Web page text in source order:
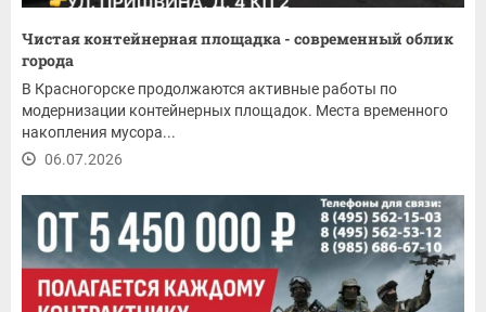
Чистая контейнерная площадка - современный облик
города
В Красногорске продолжаются активные работы по
модернизации контейнерных площадок. Места временного
накопления мусора...
06.07.2026